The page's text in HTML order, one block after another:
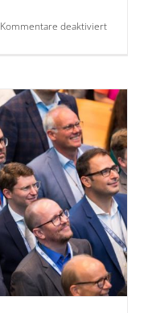
Kommentare deaktiviertfür